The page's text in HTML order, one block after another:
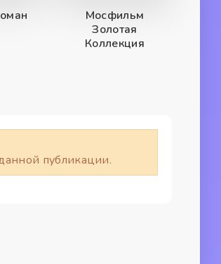
Мосфильм
Золотая
Коллекция
публикации.